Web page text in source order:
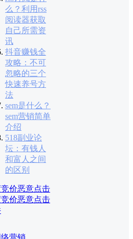
么？利用rss
阅读器获取
自己所需资
讯
抖音赚钱全
攻略：不可
忽略的三个
快速养号方
法
sem是什么？
sem营销简单
介绍
518副业论
坛：有钱人
和富人之间
的区别
价恶意点击
价恶意点击
络营销